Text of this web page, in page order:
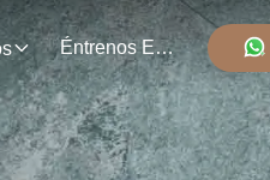
Éntrenos En Contacto Con